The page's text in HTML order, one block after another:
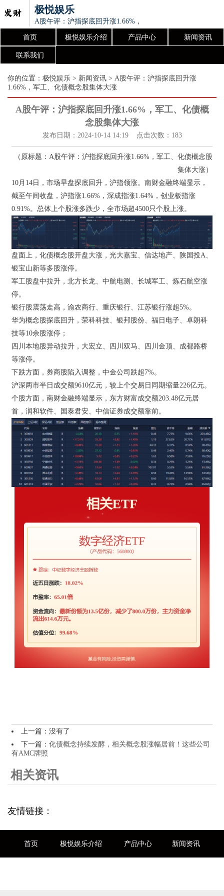
极悦娱乐
A股午评：沪指探底回升涨1.66%，军工、化债概念股集体大
首页 极悦娱乐介绍 产品中心 新闻资讯
联系我们
你的位置： 极悦娱乐 > 新闻资讯 > A股午评：沪指探底回升涨
1.66%，军工、化债概念股集体大涨
A股午评：沪指探底回升涨1.66%，军工、化债概
念股集体大涨
发布日期：2024-10-14 14:19 点击次数：183
（原标题：A股午评：沪指探底回升涨1.66%，军工、化债概念股
集体大涨）
10月14日，市场早盘探底回升，沪指领涨。南财金融终端显示，
截至午间收盘，沪指涨1.66%，深成指涨1.64%，创业板指涨
0.91%。总体上个股涨多跌少，全市场超4500只个股上涨。
盘面上，化债概念股开盘大涨，光大嘉宝、信达地产、陕国投A、
银宝山新等多股涨停。
军工股盘中拉升，北方长龙、中航电测、长城军工、炼石航空涨
停。
银行股震荡走高，渝农商行、重庆银行、江苏银行涨超5%。
华为概念股探底回升，荣科科技、银邦股份、福日电子、卓朗科
技等10余股涨停；
四川本地股异动拉升，大宏立、四川双马、四川金顶、成都路桥
等涨停。
下跌方面，券商股陷入调整，中金公司跌超7%。
沪深两市半日成交额9610亿元，较上个交易日同期缩量226亿元。
个股方面，南财金融终端显示，东方财富成交额203.48亿元居
首，润和软件、国泰君安、中信证券成交额靠前。
上一篇：没有了
下一篇： 化债概念持续发酵，相关概念股涨幅居前！这些公司
有AMC牌照
相关资讯
友情链接：
首页 极悦娱乐介绍 产品中心 新闻资讯